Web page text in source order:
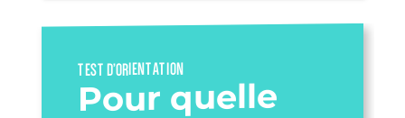
TEST D’ORIENTATION
Pour quelle